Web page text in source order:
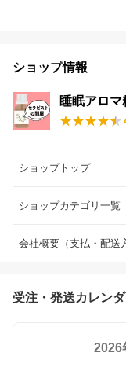
ショップ情報
睡眠アロ
ショップトップ
ショップカテゴリ一覧
会社概要（支払・配送
受注・発送カレン
2026